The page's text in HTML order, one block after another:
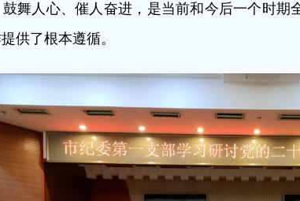
舞人心、催人奋进，是当前和今后一个时期
供了根本遵循。